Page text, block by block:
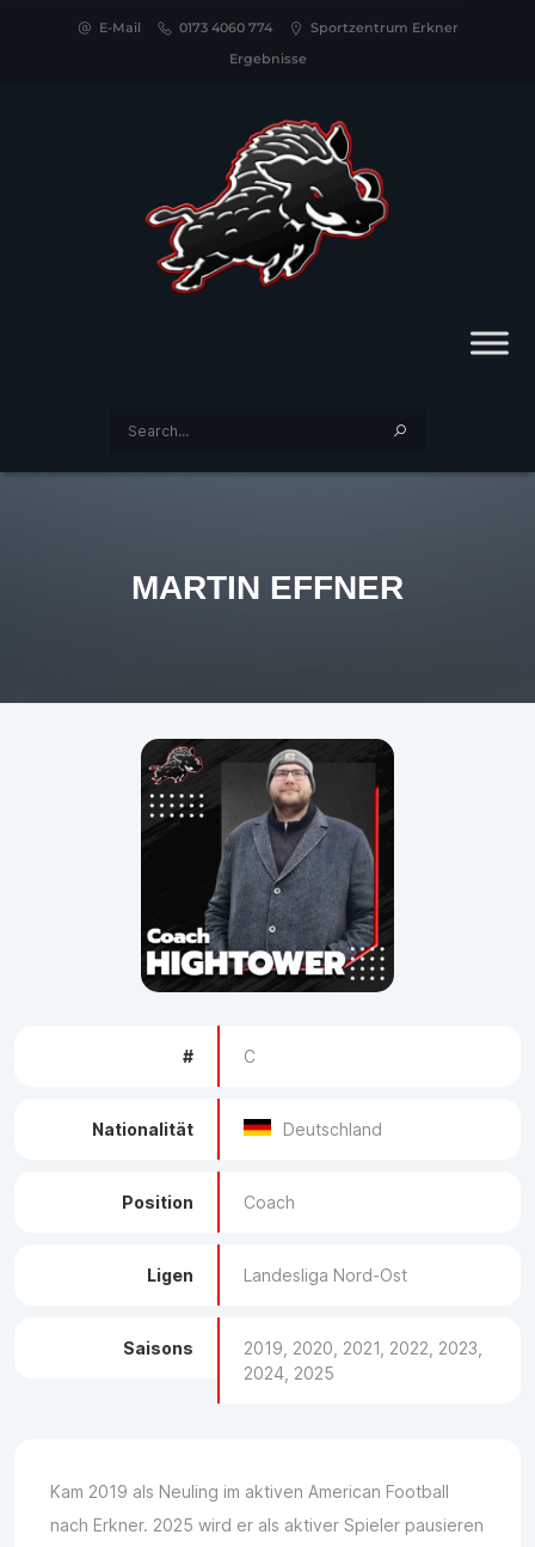
E-Mail 0173 4060 774
Sportzentrum Erkner
Ergebnisse
MARTIN EFFNER
# C
Nationalität Deutschland
Position Coach
Ligen Landesliga Nord-Ost
Saisons
2019, 2020, 2021, 2022, 2023,
2024, 2025
Kam 2019 als Neuling im aktiven American Football
nach Erkner. 2025 wird er als aktiver Spieler pausieren